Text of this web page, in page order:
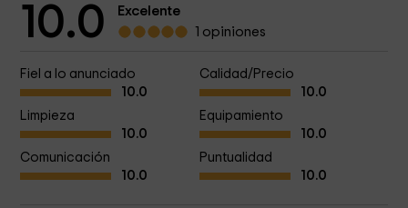
10.0
Excelente
1 opiniones
Fiel a lo anunciado
10.0
Calidad/Precio
10.0
Limpieza
10.0
Equipamiento
10.0
Comunicación
10.0
Puntualidad
10.0